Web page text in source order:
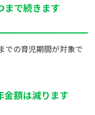
まで続きます
での育児期間が対象で
金額は減ります